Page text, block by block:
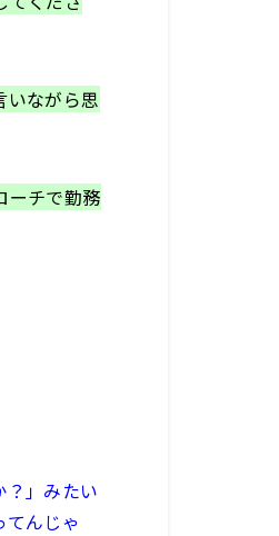
いながら思
ーチで勤務
」みたい
んじゃ